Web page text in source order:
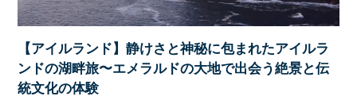
【アイルランド】静けさと神秘に包まれたアイルラ
ンドの湖畔旅〜エメラルドの大地で出会う絶景と伝
統文化の体験